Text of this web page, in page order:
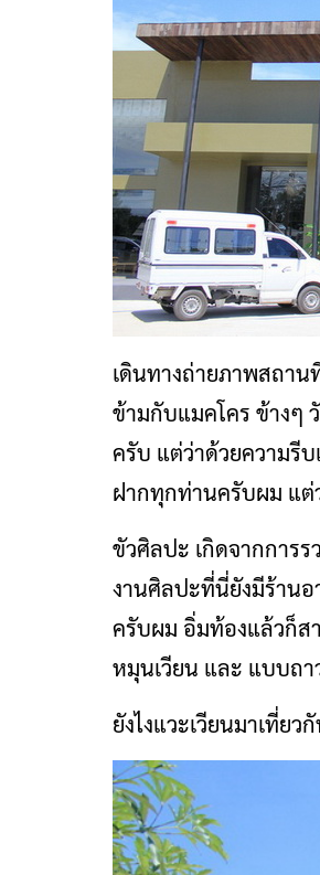
เดินทางถ่ายภาพสถา
ข้ามกับแมคโคร ข้างๆ
ครับ แต่ว่าด้วยความรีบ
ฝากทุกท่านครับผม แต่
ขัวศิลปะ เกิดจากการ
งานศิลปะที่นี่ยังมีร้านอ
ครับผม อิ่มท้องแล้วก็ส
หมุนเวียน และ แบบถ
ยังไงแวะเวียนมาเที่ย